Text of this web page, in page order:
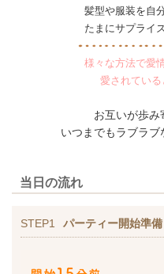
髪型や服装を自
たまにサプライ
様々な方法で愛
愛されてい
お互いが歩み
いつまでもラブラ
当日の流れ
STEP1 パーティー開始準備